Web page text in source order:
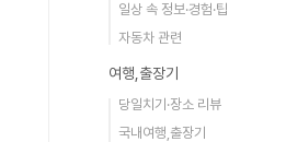
일상 속 정보·경험·팁
자동차 관련
여행,출장기
당일치기·장소 리뷰
국내여행,출장기